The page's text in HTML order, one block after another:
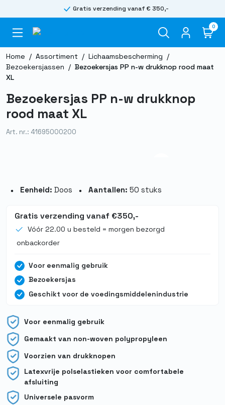
Gratis verzending vanaf € 350,-
0
Home / Assortiment / Lichaamsbescherming /
Bezoekersjassen / Bezoekersjas PP n-w drukknop rood maat
XL
Bezoekersjas PP n-w drukknop
rood maat XL
Art. nr.: 41695000200
Eenheid: Doos Aantallen: 50 stuks
Gratis verzending vanaf €350,-
Vóór 22.00 u besteld = morgen bezorgd
onbackorder
Voor eenmalig gebruik
Bezoekersjas
Geschikt voor de voedingsmiddelenindustrie
Voor eenmalig gebruik
Gemaakt van non-woven polypropyleen
Voorzien van drukknopen
Latexvrije polselastieken voor comfortabele
afsluiting
Universele pasvorm